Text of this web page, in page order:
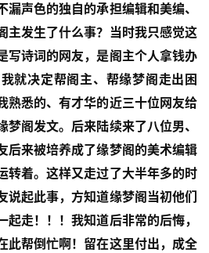
声色的独自的承担编辑和美编、
主发生了什么事？当时我只感觉这
写诗词的网友，是阁主个人拿钱办
就决定帮阁主、帮缘梦阁走出困
熟悉的、有才华的近三十位网友给
阁发文。后来陆续来了八位男、
后来被培养成了缘梦阁的美术编辑
转着。这样又走过了大半年多的时
说起此事，方知道缘梦阁当初他们
走！！！我知道后非常的后悔，
此帮倒忙啊！留在这里付出，成全